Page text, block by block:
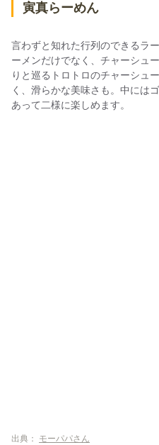
寅真らーめん
言わずと知れた行列のできるラ
ーメンだけでなく、チャーシュ
りと巡るトロトロのチャーシュ
く、滑らかな美味さも。中には
あって二様に楽しめます。
出典： モーパパさん